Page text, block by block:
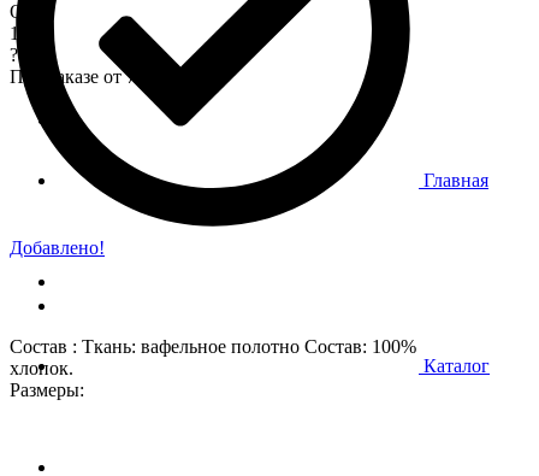
Добавлено!
Состав : Ткань: вафельное полотно Состав: 100%
хлопок.
Размеры:
Опт
170
?
При заказе от 7 000 р.
Главная
Каталог